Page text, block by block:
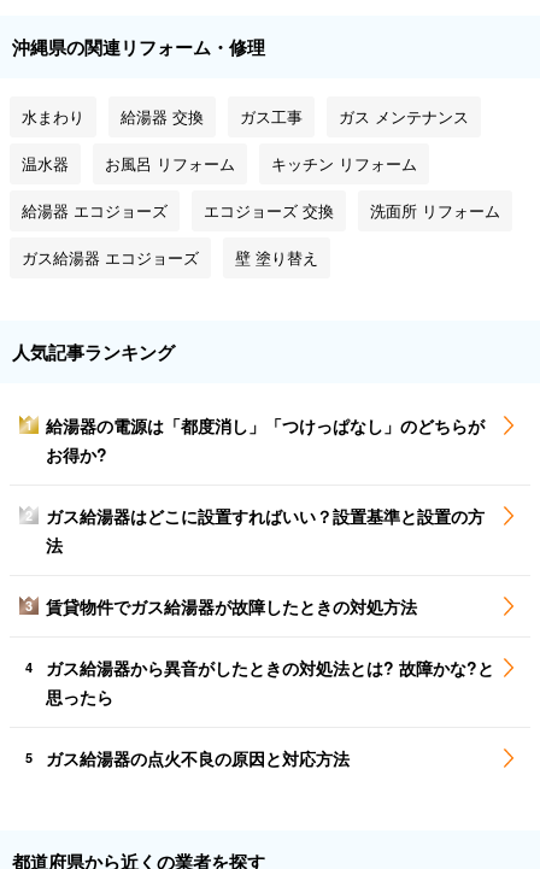
沖縄県の関連リフォーム・修理
水まわり 給湯器 交換 ガス工事 ガス メンテナンス
温水器 お風呂 リフォーム キッチン リフォーム
給湯器 エコジョーズ エコジョーズ 交換 洗面所 リフォーム
ガス給湯器 エコジョーズ 壁 塗り替え
人気記事ランキング
1
給湯器の電源は「都度消し」「つけっぱなし」のどちらが
お得か?
2
ガス給湯器はどこに設置すればいい？設置基準と設置の方
法
3 賃貸物件でガス給湯器が故障したときの対処方法
4
ガス給湯器から異音がしたときの対処法とは? 故障かな?と
思ったら
5 ガス給湯器の点火不良の原因と対応方法
都道府県から近くの業者を探す